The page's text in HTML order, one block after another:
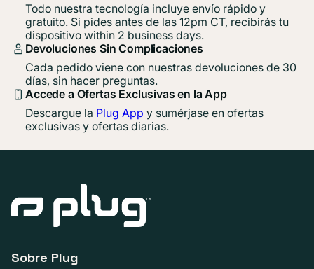
Todo nuestra tecnología incluye envío rápido y
gratuito. Si pides antes de las 12pm CT, recibirás tu
dispositivo within 2 business days.
Devoluciones Sin Complicaciones
Cada pedido viene con nuestras devoluciones de 30
días, sin hacer preguntas.
Accede a Ofertas Exclusivas en la App
Descargue la Plug App y sumérjase en ofertas
exclusivas y ofertas diarias.
Sobre Plug